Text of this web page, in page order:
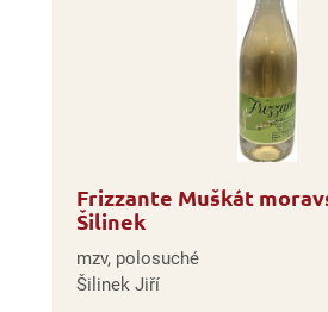
Frizzante Muškát
Šilinek
mzv, polosuché
Šilinek Jiří